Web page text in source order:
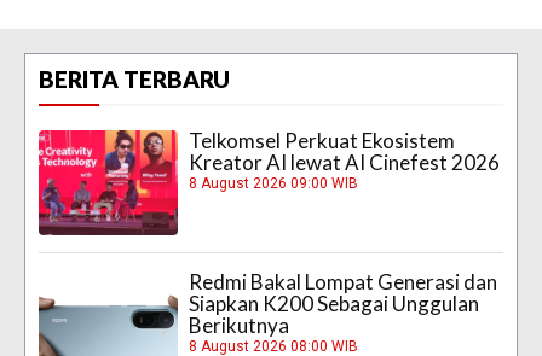
BERITA TERBARU
Telkomsel Perkuat Ekosistem
Kreator AI lewat AI Cinefest 2026
8 August 2026 09:00 WIB
Redmi Bakal Lompat Generasi dan
Siapkan K200 Sebagai Unggulan
Berikutnya
8 August 2026 08:00 WIB